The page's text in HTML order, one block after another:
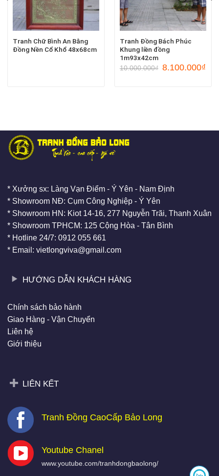
Tranh Chữ Bình An Bằng
Đồng Nền Cổ Khổ 48x68cm
Tranh Đồng Bách Phúc
Khung liền đồng
1m93x42cm
10.000.000₫ 8.100.000₫
* Xưởng sx: Làng Vạn Điểm - Ý Yên - Nam Định
* Showroom NĐ: Cụm Công Nghiệp - Ý Yên
* Showroom HN: Kiot 14-16, 277 Nguyễn Trãi, Thanh Xuân
* Showroom TPHCM: 125 Cộng Hòa - Tân Bình
* Hotline 24/7: 0912 055 661
* Email: vietlongviva@gmail.com
HƯỚNG DẪN KHÁCH HÀNG
Chính sách bảo hành
Giao Hàng - Vận Chuyển
Liên hệ
Giới thiệu
LIÊN KẾT
Tranh Đồng CaoCấp Bảo Long
Youtube Chanel
www.youtube.com/tranhdongbaolong/